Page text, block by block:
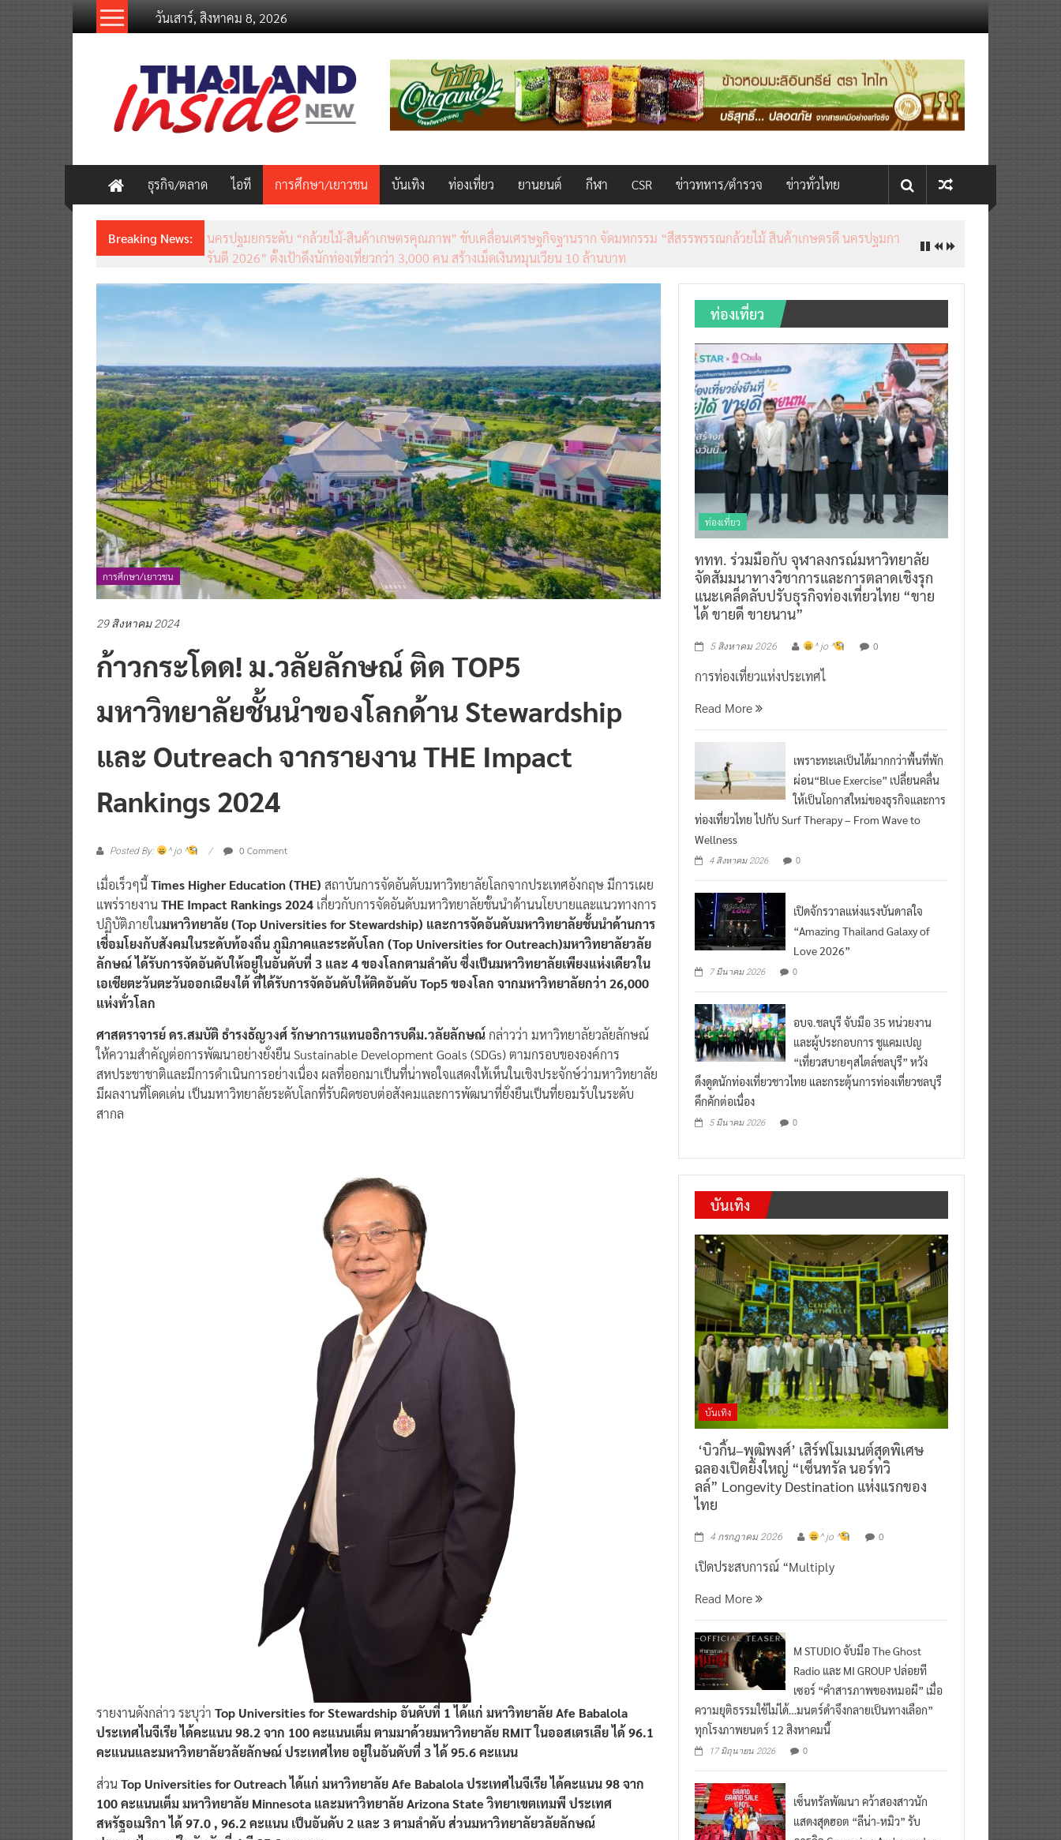
วันเสาร์, สิงหาคม 8, 2026
thailandinsidenew.com
Thailand
Inside
New
ธุรกิจ/ตลาด ไอที การศึกษา/เยาวชน บันเทิง ท่องเที่ยว ยานยนต์ กีฬา CSR ข่าวทหาร/ตำรวจ ข่าวทั่วไทย
Breaking News: ชวนรู้จักซิม my by NT เน็ตเร็ว แรง คุ้มค่าทั่วไทยพร้อมโอกาสสร้างรายได้เสริมผ่าน Lazada Affiliate
การศึกษา/เยาวชน
ก้าวกระโดด! ม.วลัยลักษณ์ ติด TOP5
มหาวิทยาลัยชั้นนำของโลกด้าน Stewardship
และ Outreach จากรายงาน THE Impact
Rankings 2024
เมื่อเร็วๆนี้
สถาบันการจัดอันดับมหาวิทยาลัยโลกจากประเทศอังกฤษ มีการเผย
แพร่รายงานTHE Impact Rankings 2024เกี่ยวกับการจัดอันดับมหาวิทยาลัยชั้นนำด้านนโยบายและแนวทางการ
ปฏิบัติภายใน มหาวิทยาลัย (Top Universities for Stewardship) และการจัดอันดับมหาวิทยาลัยชั้นนำด้านการ
เชื่อมโยงกับสังคมในระดับท้องถิ่น ภูมิภาคและระดับโลก (Top Universities for Outreach)มหาวิทยาลัยวลัย
ลักษณ์ ได้รับการจัดอันดับให้อยู่ในอันดับที่ 3 และ 4 ของโลกตามลำดับ ซึ่งเป็นมหาวิทยาลัยเพียงแห่งเดียวใน
เอเชียตะวันตะวันออกเฉียงใต้ ที่ได้รับการจัดอันดับให้ติดอันดับ Top5 ของโลก จากมหาวิทยาลัยกว่า 26,000
แห่งทั่วโลก
ศาสตราจารย์ ดร.สมบัติ ธำรงธัญวงศ์ รักษาการแทนอธิการบดีม.วลัยลักษณ์ กล่าวว่า มหาวิทยาลัยวลัยลักษณ์
ให้ความสำคัญต่อการพัฒนาอย่างยั่งยืน Sustainable Development Goals (SDGs) ตามกรอบขององค์การ
สหประชาชาติและมีการดำเนินการอย่างเนื่อง ผลที่ออกมาเป็นที่น่าพอใจแสดงให้เห็นในเชิงประจักษ์ว่ามหาวิทยาลัย
มีผลงานที่โดดเด่น เป็นมหาวิทยาลัยระดับโลกที่รับผิดชอบต่อสังคมและการพัฒนาที่ยั่งยืนเป็นที่ยอมรับในระดับ
สากล
Top Universities for Stewardship อันดับที่ 1 ได้แก่ มหาวิทยาลัย Afe Babalola
ประเทศไนจีเรีย ได้คะแนน 98.2 จาก 100 คะแนนเต็ม ตามมาด้วยมหาวิทยาลัย RMIT ในออสเตรเลีย ได้ 96.1
คะแนนและมหาวิทยาลัยวลัยลักษณ์ ประเทศไทย อยู่ในอันดับที่ 3 ได้ 95.6 คะแนน
Top Universities for Outreach ได้แก่ มหาวิทยาลัย Afe Babalola ประเทศไนจีเรีย ได้คะแนน 98 จาก
100 คะแนนเต็ม มหาวิทยาลัย Minnesota และมหาวิทยาลัย Arizona State วิทยาเขตเทมพี ประเทศ
สหรัฐอเมริกา ได้ 97.0 , 96.2 คะแนน เป็นอันดับ 2 และ 3 ตามลำดับ ส่วนมหาวิทยาลัยวลัยลักษณ์
ประเทศไทย อยู่ในอันดับที่ 4 มี 95.8 คะแนน
ท่องเที่ยว
ท่องเที่ยว
ททท. ร่วมมือกับ จุฬาลงกรณ์มหาวิทยาลัย
จัดสัมมนาทางวิชาการและการตลาดเชิงรุก
แนะเคล็ดลับปรับธุรกิจท่องเที่ยวไทย “ขาย
ได้ ขายดี ขายนาน”
การท่องเที่ยวแห่งประเทศไ
ผ่อน“Blue Exercise” เปลี่ยนคลื่น
ให้เป็นโอกาสใหม่ของธุรกิจและการ
ท่องเที่ยวไทย ไปกับ Surf Therapy – From Wave to
Wellness
“Amazing Thailand Galaxy of
Love 2026”
0
และผู้ประกอบการ ชูแคมเปญ
“เที่ยวสบายๆสไตล์ชลบุรี” หวัง
ดึงดูดนักท่องเที่ยวชาวไทย และกระตุ้นการท่องเที่ยวชลบุรี
คึกคักต่อเนื่อง
บันเทิง
บันเทิง
‘บิวกิ้น–พุฒิพงศ์’ เสิร์ฟโมเมนต์สุดพิเศษ
ฉลองเปิดยิ่งใหญ่ “เซ็นทรัล นอร์ทวิ
ลล์” Longevity Destination แห่งแรกของ
ไทย
เปิดประสบการณ์ “Multiply
Radio และ MI GROUP ปล่อยที
เซอร์ “คำสารภาพของหมอผี” เมื่อ
ความยุติธรรมใช้ไม่ได้…มนตร์ดำจึงกลายเป็นทางเลือก”
ทุกโรงภาพยนตร์ 12 สิงหาคมนี้
แสดงสุดฮอต “ลีน่า-หมิว” รับ
ภารกิจ Campaign Ambassador